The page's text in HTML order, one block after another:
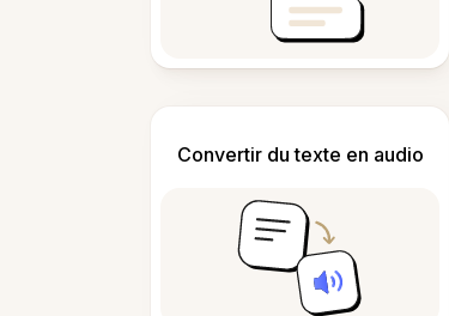
Convertir du texte en audio